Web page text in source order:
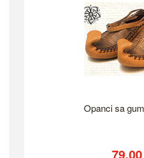
Opanci sa
79.00